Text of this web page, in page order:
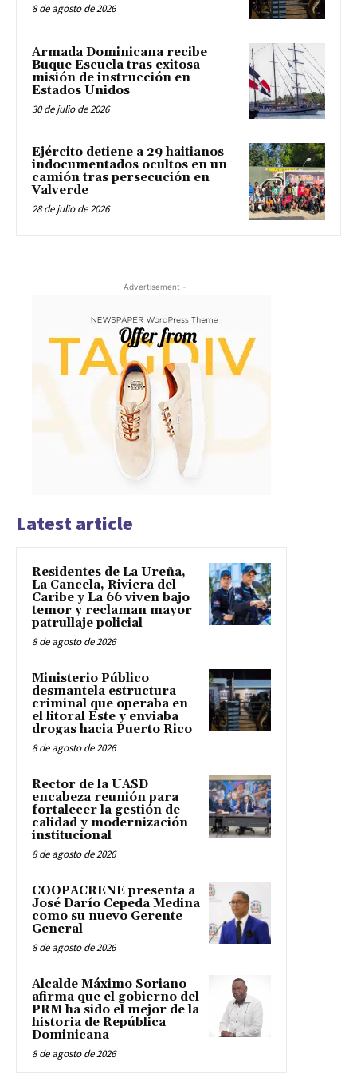
8 de agosto de 2026
Armada Dominicana recibe
Buque Escuela tras exitosa
misión de instrucción en
Estados Unidos
30 de julio de 2026
Ejército detiene a 29 haitianos
indocumentados ocultos en un
camión tras persecución en
Valverde
28 de julio de 2026
- Advertisement -
Latest article
Residentes de La Ureña,
La Cancela, Riviera del
Caribe y La 66 viven bajo
temor y reclaman mayor
patrullaje policial
8 de agosto de 2026
Ministerio Público
desmantela estructura
criminal que operaba en
el litoral Este y enviaba
drogas hacia Puerto Rico
8 de agosto de 2026
Rector de la UASD
encabeza reunión para
fortalecer la gestión de
calidad y modernización
institucional
8 de agosto de 2026
COOPACRENE presenta a
José Darío Cepeda Medina
como su nuevo Gerente
General
8 de agosto de 2026
Alcalde Máximo Soriano
afirma que el gobierno del
PRM ha sido el mejor de la
historia de República
Dominicana
8 de agosto de 2026